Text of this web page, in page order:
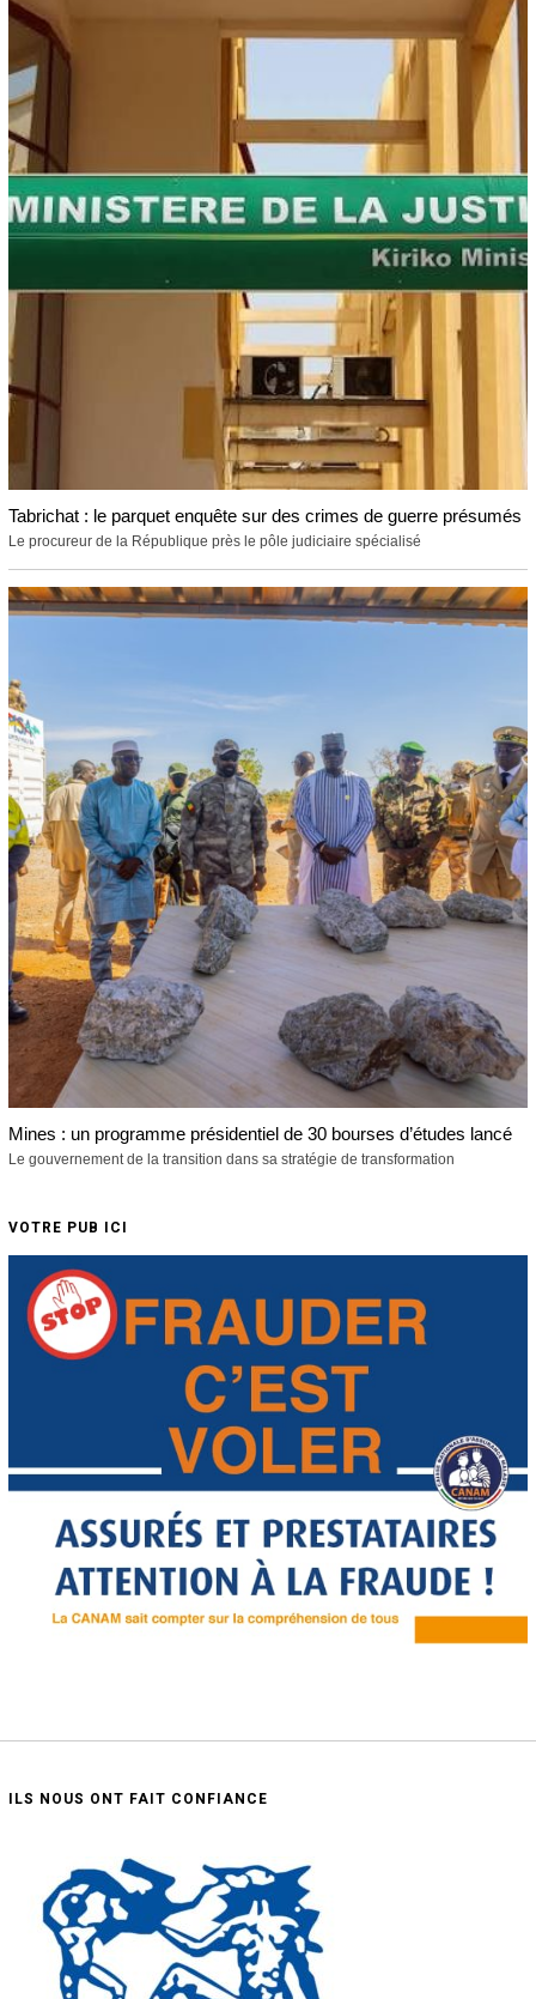
Tabrichat : le parquet enquête sur des crimes de guerre présumés
Le procureur de la République près le pôle judiciaire spécialisé
Mines : un programme présidentiel de 30 bourses d’études lancé
Le gouvernement de la transition dans sa stratégie de transformation
VOTRE PUB ICI
ILS NOUS ONT FAIT CONFIANCE